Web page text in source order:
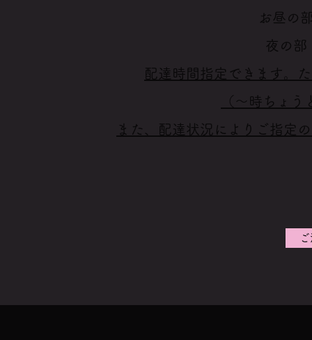
お昼の
夜の
配達時間指定できます。
（～時ちょ
また、配達状況によりご指定